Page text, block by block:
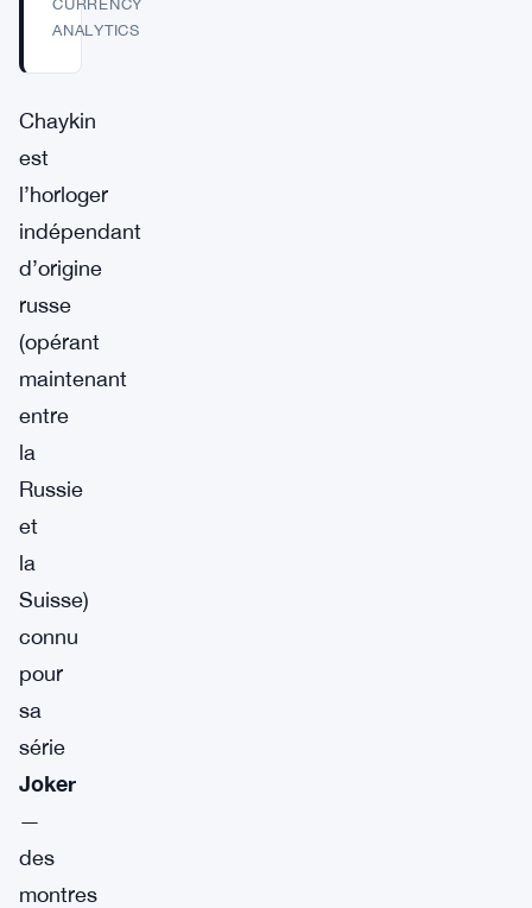
CURRENCY
ANALYTICS
Chaykin
est
l’horloger
indépendant
d’origine
russe
(opérant
maintenant
entre
la
Russie
et
la
Suisse)
connu
pour
sa
série
Joker
—
des
montres